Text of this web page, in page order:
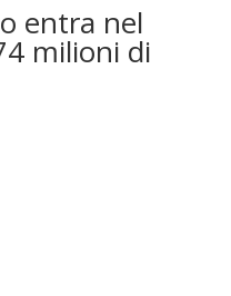
entra nel
milioni di